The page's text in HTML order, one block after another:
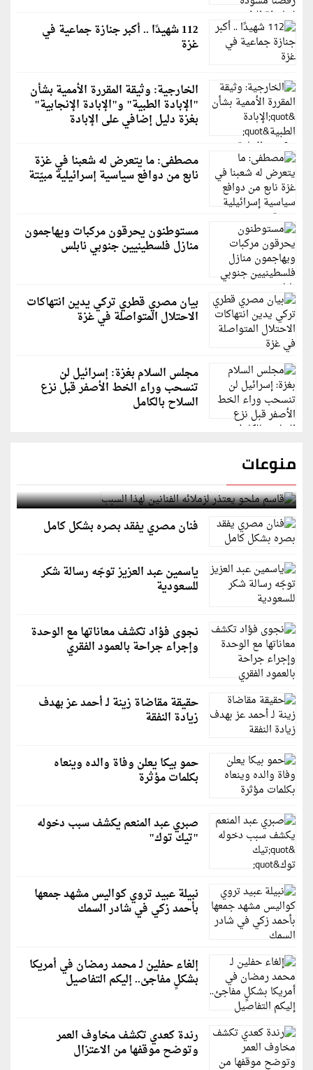
112 شهيدًا .. أكبر جنازة جماعية في
غزة
الخارجية: وثيقة المقررة الأممية بشأن
"الإبادة الطبية" و"الإبادة الإنجابية"
بغزة دليل إضافي على الإبادة
مصطفى: ما يتعرض له شعبنا في غزة
نابع من دوافع سياسية إسرائيلية مبيّتة
مستوطنون يحرقون مركبات ويهاجمون
منازل فلسطينيين جنوبي نابلس
بيان مصري قطري تركي يدين انتهاكات
الاحتلال المتواصلة في غزة
مجلس السلام بغزة: إسرائيل لن
تنسحب وراء الخط الأصفر قبل نزع
السلاح بالكامل
منوعات
قاسم ملحو يعتذر لزملائه الفنانين لهذا السبب
فنان مصري يفقد بصره بشكل كامل
ياسمين عبد العزيز توجّه رسالة شكر
للسعودية
نجوى فؤاد تكشف معاناتها مع الوحدة
وإجراء جراحة بالعمود الفقري
حقيقة مقاضاة زينة لـ أحمد عز بهدف
زيادة النفقة
حمو بيكا يعلن وفاة والده وينعاه
بكلمات مؤثرة
صبري عبد المنعم يكشف سبب دخوله
"تيك توك"
نبيلة عبيد تروي كواليس مشهد جمعها
بأحمد زكي في شادر السمك
إلغاء حفلين لـ محمد رمضان في أمريكا
بشكلٍ مفاجئ.. إليكم التفاصيل
رندة كعدي تكشف مخاوف العمر
وتوضح موقفها من الاعتزال